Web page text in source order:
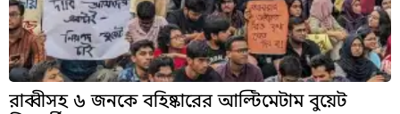
রাব্বীসহ ৬ জনকে বহিষ্কারের আল্টিমেটাম বুয়েট